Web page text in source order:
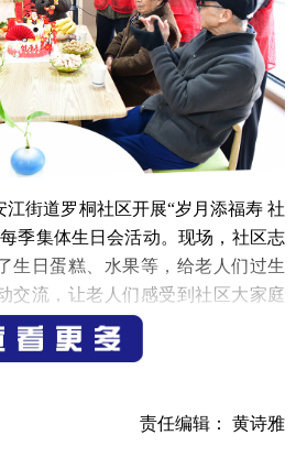
江街道罗桐社区开展“岁月添福寿 社
季集体生日会活动。现场，社区志
生日蛋糕、水果等，给老人们过生
交流，让老人们感受到社区大家庭
责任编辑： 黄诗雅